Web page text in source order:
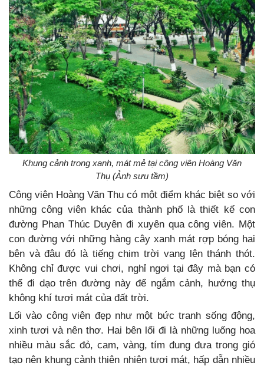
Khung cảnh trong xanh, mát mẻ tại công viên Hoàng Văn
Thụ (Ảnh sưu tầm)
Công viên Hoàng Văn Thu có một điểm khác biệt so với
những công viên khác của thành phố là thiết kế con
đường Phan Thúc Duyên đi xuyên qua công viên. Một
con đường với những hàng cây xanh mát rợp bóng hai
bên và đâu đó là tiếng chim trời vang lên thánh thót.
Không chỉ được vui chơi, nghỉ ngơi tại đây mà bạn có
thể đi dạo trên đường này để ngắm cảnh, hưởng thụ
không khí tươi mát của đất trời.
Lối vào công viên đẹp như một bức tranh sống động,
xinh tươi và nên thơ. Hai bên lối đi là những luống hoa
nhiều màu sắc đỏ, cam, vàng, tím đung đưa trong gió
tạo nên khung cảnh thiên nhiên tươi mát, hấp dẫn nhiều